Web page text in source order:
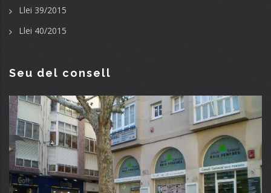
Llei 39/2015
Llei 40/2015
Seu del consell